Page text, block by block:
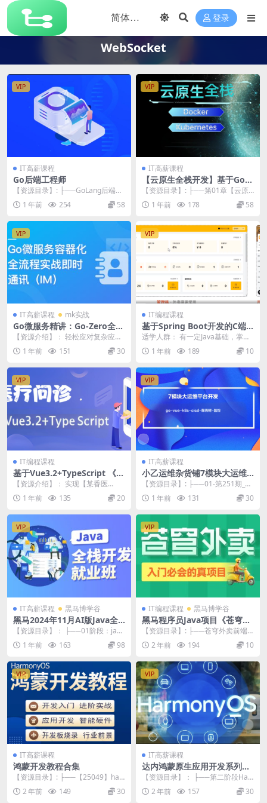
登录
WebSocket
VIP
IT高薪课程
Go后端工程师
【资源目录】: ├──GoLang后端工
程师_C语言编程入门配套资料 | ├─
─... 1 年前 254 58
VIP
IT高薪课程
【云原生全栈开发】基于Go和
Vue的K8s多集群管理自动化
【资源目录】: ├──第01章【云原
生全栈开发】课程介绍(1小时17分
钟5节) ...
1 年前 178 58
VIP
IT高薪课程 mk实战
Go微服务精讲：Go-Zero全流
程实战即时通讯 | 更新完结
【资源介绍】： 轻松应对复杂应用
微服务设计，高效实践容器化组件
管理，系统掌握Go...
1 年前 151 30
VIP
IT编程课程
基于Spring Boot开发的C端
应用的外卖入门级实战项目
（代码、视频、PPT）完整
适学人群： 有一定Java基础，掌握J
ava web、Mysql、SSM框架的人...
1 年前 189 10
VIP
IT编程课程
基于Vue3.2+TypeScript 《医
疗问诊》项目课程（资料完整
【资源介绍】： 实现【某香医
生】、【某东健康】、【某里健
康】等三大医疗移动端产品...
1 年前 135 20
VIP
IT高薪课程
小乙运维杂货铺7模块大运维
平台开发-go-vue-k8s-cicd-
服务树-监控
【资源目录】: ├──01-第251期_开
发Prometheus运维监控平台都有...
1 年前 131 30
VIP
IT高薪课程 黑马博学谷
黑马2024年11月AI版Java全
栈开发V15课程
【资源目录】： ├──01阶段：java
基础入门 | ├──day01-Java...
1 年前 163 98
VIP
IT编程课程 黑马博学谷
黑马程序员Java项目《苍穹外
卖》企业级开发实战[完整版]
【资源目录】: ├──苍穹外卖前端
课程 | ├──PPT | | ├──day0...
2 年前 194 10
VIP
IT高薪课程
鸿蒙开发教程合集
【资源目录】: ├──【25049】har
monyos工作原理解析 | ├──1...
2 年前 149 30
VIP
IT高薪课程
达内鸿蒙原生应用开发系列班
【2024】
【资源目录】： ├──第二阶段Har
monyOS SDK | ├──01Abil...
2 年前 157 30